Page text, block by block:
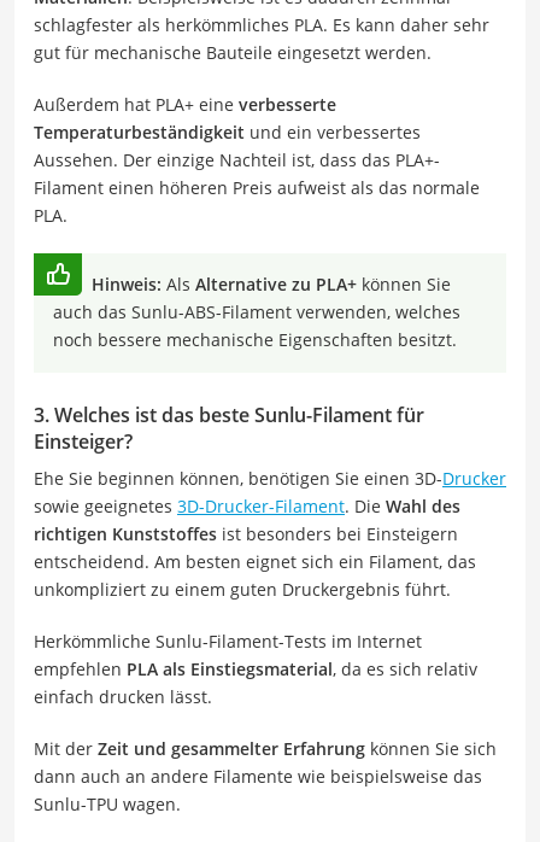
schlagfester als herkömmliches PLA. Es kann daher sehr
gut für mechanische Bauteile eingesetzt werden.
Außerdem hat PLA+ eine verbesserte
Temperaturbeständigkeit und ein verbessertes
Aussehen. Der einzige Nachteil ist, dass das PLA+-
Filament einen höheren Preis aufweist als das normale
PLA.
Hinweis: Als Alternative zu PLA+ können Sie
auch das Sunlu-ABS-Filament verwenden, welches
noch bessere mechanische Eigenschaften besitzt.
3. Welches ist das beste Sunlu-Filament für
Einsteiger?
Ehe Sie beginnen können, benötigen Sie einen 3D-Drucker
sowie geeignetes 3D-Drucker-Filament. Die Wahl des
richtigen Kunststoffes ist besonders bei Einsteigern
entscheidend. Am besten eignet sich ein Filament, das
unkompliziert zu einem guten Druckergebnis führt.
Herkömmliche Sunlu-Filament-Tests im Internet
empfehlen PLA als Einstiegsmaterial, da es sich relativ
einfach drucken lässt.
Mit der Zeit und gesammelter Erfahrung können Sie sich
dann auch an andere Filamente wie beispielsweise das
Sunlu-TPU wagen.